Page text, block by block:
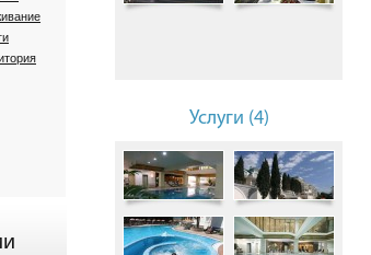
Услуги (4)